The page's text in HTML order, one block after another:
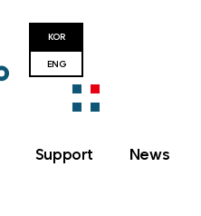
KOR
ENG
Support News